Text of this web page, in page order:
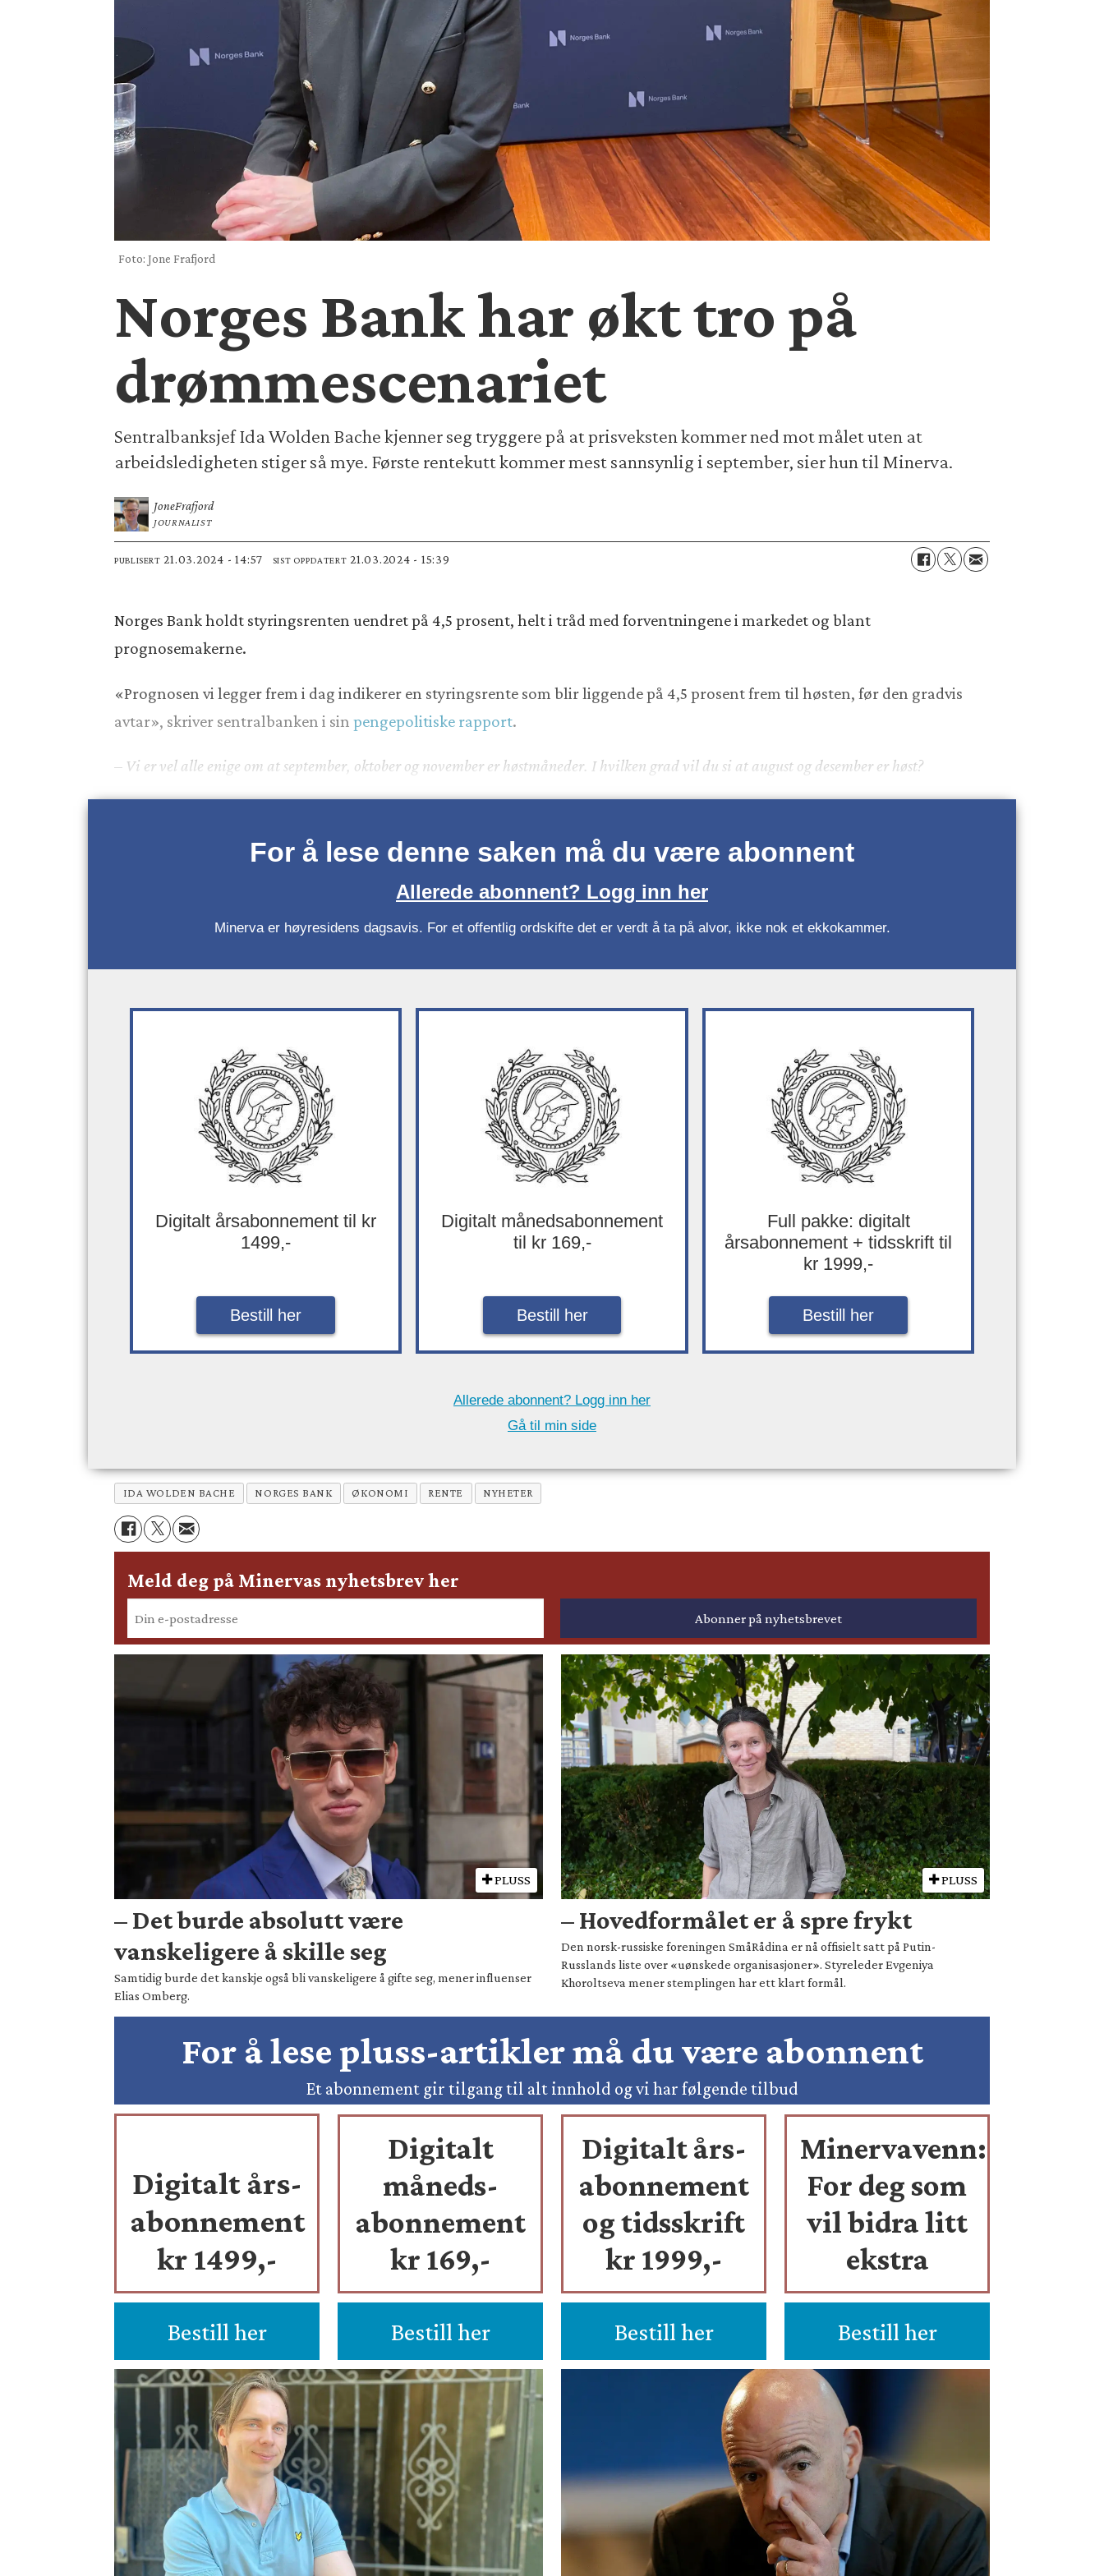
Foto: Jone Frafjord
Norges Bank har økt tro på
drømmescenariet
Sentralbanksjef Ida Wolden Bache kjenner seg tryggere på at prisveksten kommer ned mot målet uten at
arbeidsledigheten stiger så mye. Første rentekutt kommer mest sannsynlig i september, sier hun til Minerva.
JoneFrafjord
JOURNALIST
PUBLISERT 21.03.2024 - 14:57 SIST OPPDATERT 21.03.2024 - 15:39
Norges Bank holdt styringsrenten uendret på 4,5 prosent, helt i tråd med forventningene i markedet og blant
prognosemakerne.
«Prognosen vi legger frem i dag indikerer en styringsrente som blir liggende på 4,5 prosent frem til høsten, før den gradvis
avtar», skriver sentralbanken i sinpengepolitiske rapport.
– Vi er vel alle enige om at september, oktober og november er høstmåneder. I hvilken grad vil du si at august og desember er høst?
For å lese denne saken må du være abonnent
Allerede abonnent? Logg inn her
Minerva er høyresidens dagsavis. For et offentlig ordskifte det er verdt å ta på alvor, ikke nok et ekkokammer.
Digitalt årsabonnement til kr
1499,-
Bestill her
Digitalt månedsabonnement
til kr 169,-
Bestill her
Full pakke: digitalt
årsabonnement + tidsskrift til
kr 1999,-
Bestill her
Allerede abonnent? Logg inn her
Gå til min side
IDA WOLDEN BACHE NORGES BANK ØKONOMI RENTE NYHETER
Meld deg på Minervas nyhetsbrev her
PLUSS
– Det burde absolutt være
vanskeligere å skille seg
Samtidig burde det kanskje også bli vanskeligere å gifte seg, mener influenser
Elias Omberg.
PLUSS
– Hovedformålet er å spre frykt
Den norsk-russiske foreningen SmåRådina er nå offisielt satt på Putin-
Russlands liste over «uønskede organisasjoner». Styreleder Evgeniya
Khoroltseva mener stemplingen har ett klart formål.
For å lese pluss-artikler må du være abonnent
Et abonnement gir tilgang til alt innhold og vi har følgende tilbud
Digitalt års-
abonnement
kr 1499,-
Bestill her
Digitalt
måneds-
abonnement
kr 169,-
Bestill her
Digitalt års-
abonnement
og tidsskrift
kr 1999,-
Bestill her
Minervavenn:
For deg som
vil bidra litt
ekstra
Bestill her